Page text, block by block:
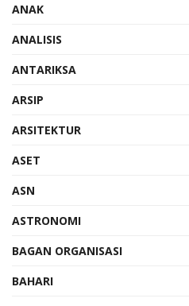
ANAK
ANALISIS
ANTARIKSA
ARSIP
ARSITEKTUR
ASET
ASN
ASTRONOMI
BAGAN ORGANISASI
BAHARI